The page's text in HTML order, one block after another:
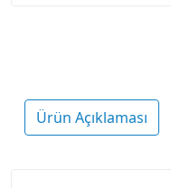
Ürün Açıklaması